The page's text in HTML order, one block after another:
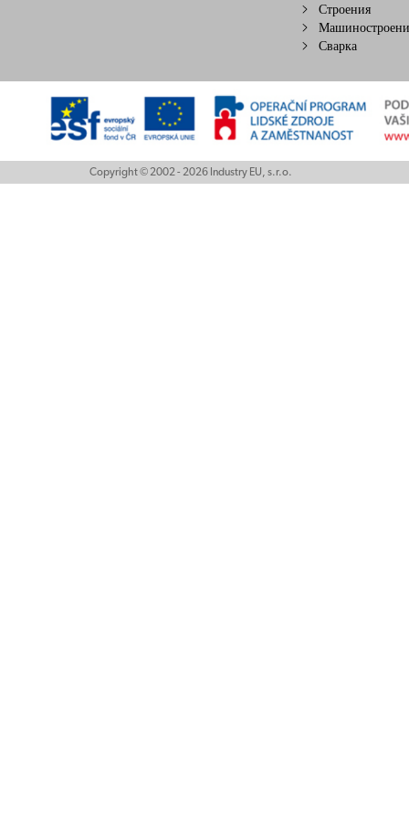
Строения
Сварка
Copyright © 2002 - 2026 Industry EU, s.r.o.